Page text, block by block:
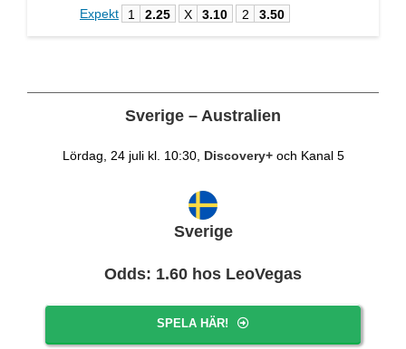
Expekt
1 2.25 X 3.10 2 3.50
Sverige – Australien
Lördag, 24 juli kl. 10:30, Discovery+och Kanal 5
Sverige
Odds: 1.60 hos LeoVegas
SPELA HÄR!